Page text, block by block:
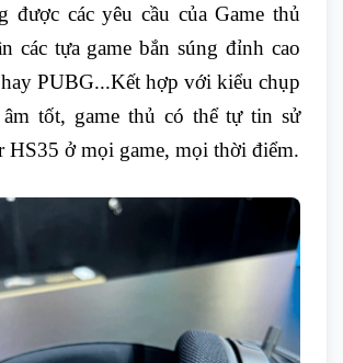
được các yêu cầu của Game thủ
các tựa game bắn súng đỉnh cao
PUBG...Kết hợp với kiểu chụp
tốt, game thủ có thể tự tin sử
HS35 ở mọi game, mọi thời điểm.